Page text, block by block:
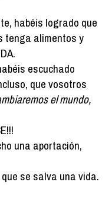
habéis logrado que
tenga alimentos y
escuchado
que vosotros
el mundo,
una aportación,
se salva una vida.